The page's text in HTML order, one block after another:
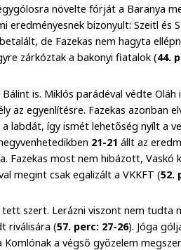
növelte fórját a Baranya
eredményesnek bizonyult: Szeitl és
de Fazekas nem hagyta
zárkóztak a bakonyi fiatalok (44.
is. Miklós parádéval védte
az egyenlítésre. Fazekas azonban
labdát, így ismét lehetőség nyílt a
21-21 állt az
Fazekas most nem hibázott,
megint csak egalizált a VKKFT (52.
szert. Lerázni viszont nem tudta
riválisára (57. perc: 27-26). Jóga
a végső győzelem